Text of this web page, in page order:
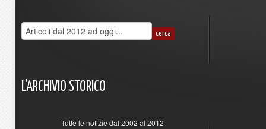
L'ARCHIVIO STORICO
Tutte le notizie dal 2002 al 2012